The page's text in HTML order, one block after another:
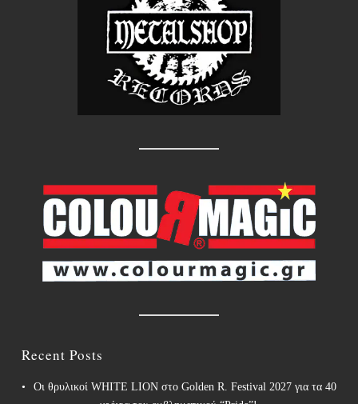
Recent Posts
Οι θρυλικοί WHITE LION στο Golden R. Festival 2027 για τα 40